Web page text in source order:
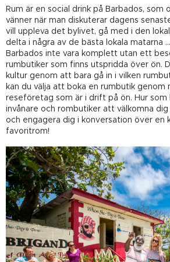
Rum är en social drink på Barbados, som
vänner när man diskuterar dagens
vill uppleva det bylivet, gå med i den
delta i några av de bästa lokala matarna
Barbados inte vara komplett utan ett
rumbutiker som finns utspridda över ön.
kultur genom att bara gå in i vilken
kan du välja att boka en rumbutik genom
reseföretag som är i drift på ön. Hur som
invånare och rombutiker att välkomna
och engagera dig i konversation över en
favoritrom!